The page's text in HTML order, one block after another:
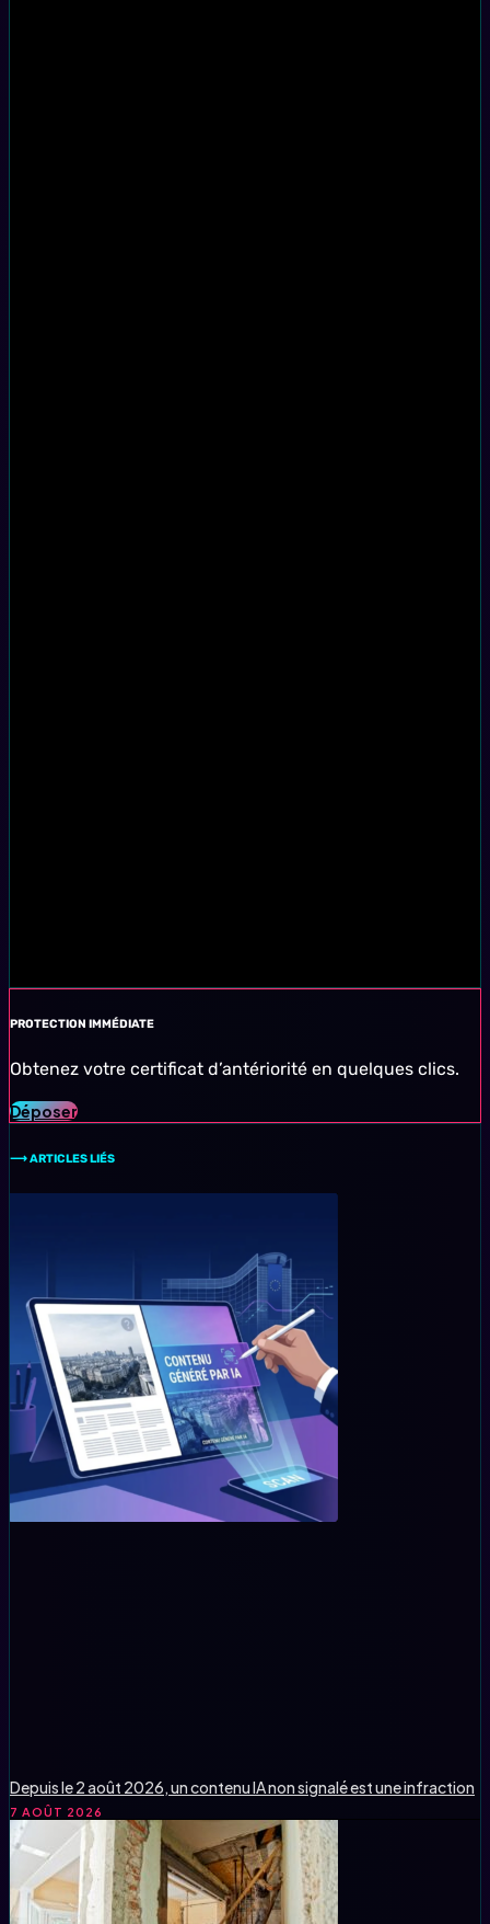
PROTECTION IMMÉDIATE
Obtenez votre certificat d’antériorité en quelques clics.
Déposer
⟶ ARTICLES LIÉS
Depuis le 2 août 2026, un contenu IA non signalé est une infraction
7 AOÛT 2026